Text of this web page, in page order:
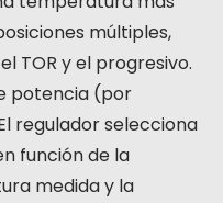
múltiples,
TOR y el progresivo.
potencia (por
regulador selecciona
función de la
medida y la